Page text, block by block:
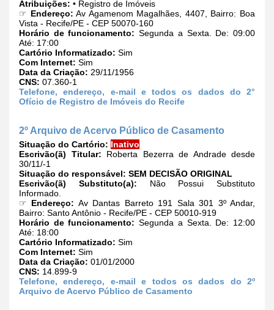
Atribuições: • Registro de Imóveis
☞ Endereço: Av Agamenom Magalhães, 4407, Bairro: Boa
Vista - Recife/PE - CEP 50070-160
Horário de funcionamento: Segunda a Sexta. De: 09:00
Até: 17:00
Cartório Informatizado: Sim
Com Internet: Sim
Data da Criação: 29/11/1956
CNS: 07.360-1
Telefone, endereço, e-mail e todos os dados do 2°
Ofício de Registro de Imóveis do Recife
2º Arquivo de Acervo Público de Casamento
Situação do Cartório: Inativo
Escrivão(ã) Titular: Roberta Bezerra de Andrade desde
30/11/-1
Situação do responsável: SEM DECISÃO ORIGINAL
Escrivão(ã) Substituto(a): Não Possui Substituto
Informado.
☞ Endereço: Av Dantas Barreto 191 Sala 301 3º Andar,
Bairro: Santo Antônio - Recife/PE - CEP 50010-919
Horário de funcionamento: Segunda a Sexta. De: 12:00
Até: 18:00
Cartório Informatizado: Sim
Com Internet: Sim
Data da Criação: 01/01/2000
CNS: 14.899-9
Telefone, endereço, e-mail e todos os dados do 2º
Arquivo de Acervo Público de Casamento